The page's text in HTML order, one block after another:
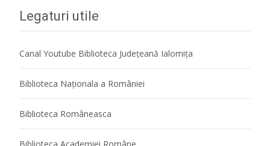
navigation
Legaturi utile
Canal Youtube Biblioteca Județeană Ialomița
Biblioteca Naţionala a României
Biblioteca Româneasca